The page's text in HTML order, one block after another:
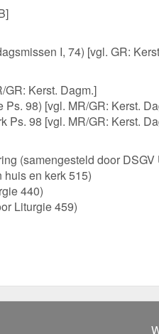
I, 74) [vgl. GR:
Kerst. Dagm.]
98) [vgl. MR/GR: Kerst.
Ps. 98 [vgl. MR/GR: Kerst.
(samengesteld door DSGV
en kerk 515)
440)
Liturgie 459)